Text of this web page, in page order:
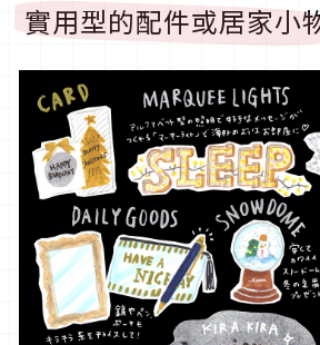
實用型的配件或居家小